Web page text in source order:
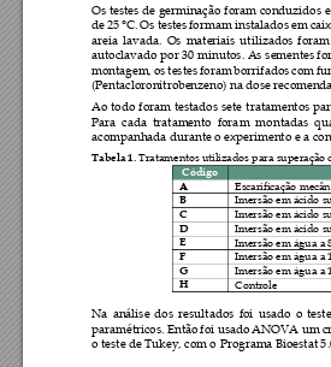
Os testes de germinação foram conduzidos e
de 25 °C. Os testes formam instalados em
areia lavada. Os materiais utilizados f
autoclavado por 30 minutos. As sementes
montagem, os testes foram borrifados com
(Pentacloronitrobenzeno) na dose
Ao todo foram testados sete tratamentos
Para cada tratamento foram montadas
acompanhada durante o experimento e a
Tabela 1. Tratamentos utilizados para superação
Código
A
Escarificação
B
Imersão em ácido
C
Imersão em ácido
D
Imersão em ácido
E
Imersão em água a
F
Imersão em água a
G
Imersão em água a
H
Controle
Na análise dos resultados foi usado o
paramétricos. Então foi usado ANOVA um
o teste de Tukey, com o Programa Bioestat 5